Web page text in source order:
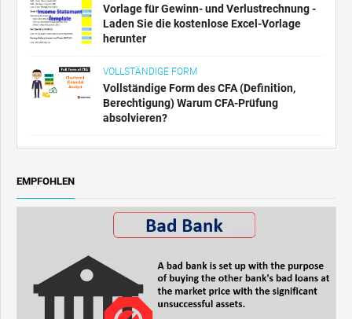
Vorlage für Gewinn- und Verlustrechnung -
Laden Sie die kostenlose Excel-Vorlage
herunter
VOLLSTÄNDIGE FORM
Vollständige Form des CFA (Definition,
Berechtigung) Warum CFA-Prüfung
absolvieren?
EMPFOHLEN